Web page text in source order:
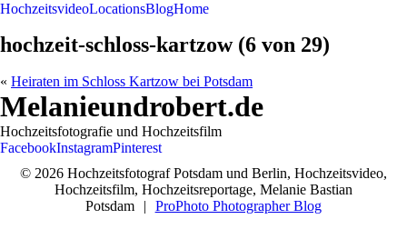
HochzeitsvideoLocationsBlogHome
hochzeit-schloss-kartzow (6 von 29)
« Heiraten im Schloss Kartzow bei Potsdam
Melanieundrobert.de
Hochzeitsfotografie und Hochzeitsfilm
FacebookInstagramPinterest
© 2026 Hochzeitsfotograf Potsdam und Berlin, Hochzeitsvideo,
Hochzeitsfilm, Hochzeitsreportage, Melanie Bastian
Potsdam
| ProPhoto Photographer Blog